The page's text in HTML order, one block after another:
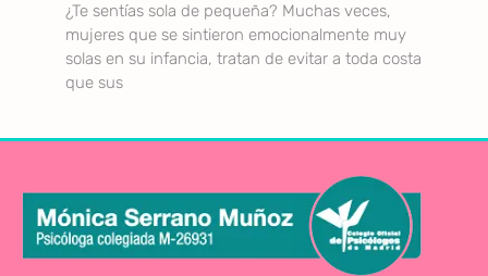
¿Te sentías sola de pequeña? Muchas veces,
mujeres que se sintieron emocionalmente muy
solas en su infancia, tratan de evitar a toda costa
que sus